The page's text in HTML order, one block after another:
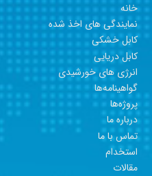
خانه
نمایندگی های اخذ شده
کابل خشکی
کابل دریایی
انرژی های خورشیدی
گواهینامه‎‎‎‎‎‎‎‎‎‎‎ها
پروژه‎‎‎‎‎‎‎‎‎‎‎‎‎ها
درباره ما
تماس با ما
استخدام
مقالات